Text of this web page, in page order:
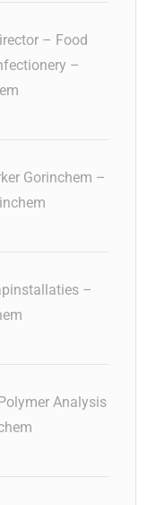
– Food
–
Gorinchem –
–
Analysis